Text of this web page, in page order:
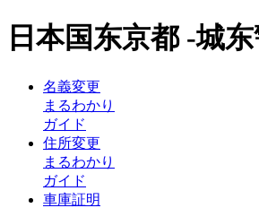
日本国东京都 -城
名義変更
まるわかり
ガイド
住所変更
まるわかり
ガイド
車庫証明